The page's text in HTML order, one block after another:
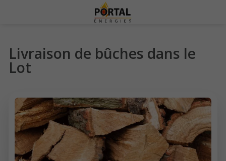
Livraison de bûches dans le
Lot